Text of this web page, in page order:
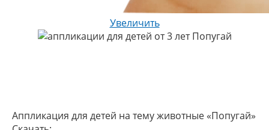
Увеличить
Аппликация для детей на тему животные «Попугай»